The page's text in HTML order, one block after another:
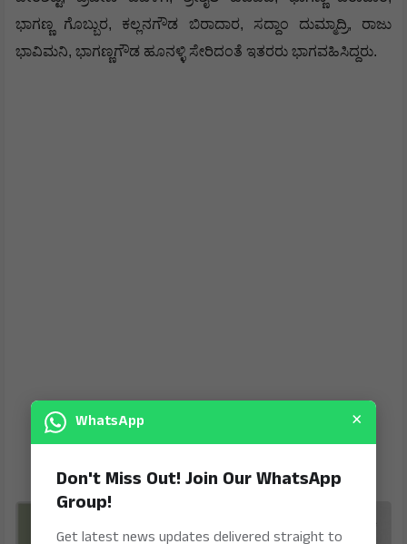
ಶಂಕರ ಬಡಗೇರ, ರವಿ ಪೀರಶೆಟ್ಟಿ, ಗಂಗಾಧರ ಗೊಬ್ಬುರ, ಹಣಮಂತ
ಪೀರಶೆಟ್ಟಿ, ಪ್ರವೀಣ ಜವಳಗಿ, ಶ್ರೀಶೈಲ ಹಡಪದ, ಭಾಗಣ್ಣ ಬಿರಾದಾರ,
ಭಾಗಣ್ಣ ಗೊಬ್ಬುರ, ಕಲ್ಲನಗೌಡ ಬಿರಾದಾರ, ಸದ್ದಾಂ ದುಮ್ಮಾದ್ರಿ, ರಾಜು
WhatsApp ×
Don't Miss Out! Join Our WhatsApp
Group!
Get latest news updates delivered straight to